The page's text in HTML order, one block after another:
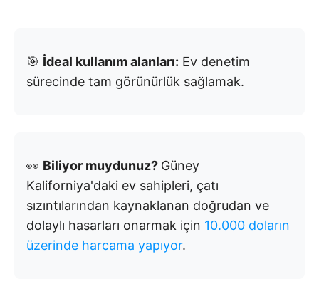
🎯 İdeal kullanım alanları: Ev denetim
sürecinde tam görünürlük sağlamak.
👀 Biliyor muydunuz? Güney
Kaliforniya'daki ev sahipleri, çatı
sızıntılarından kaynaklanan doğrudan ve
dolaylı hasarları onarmak için 10.000 doların
üzerinde harcama yapıyor.